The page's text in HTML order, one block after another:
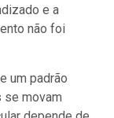
e a
não foi
um padrão
movam